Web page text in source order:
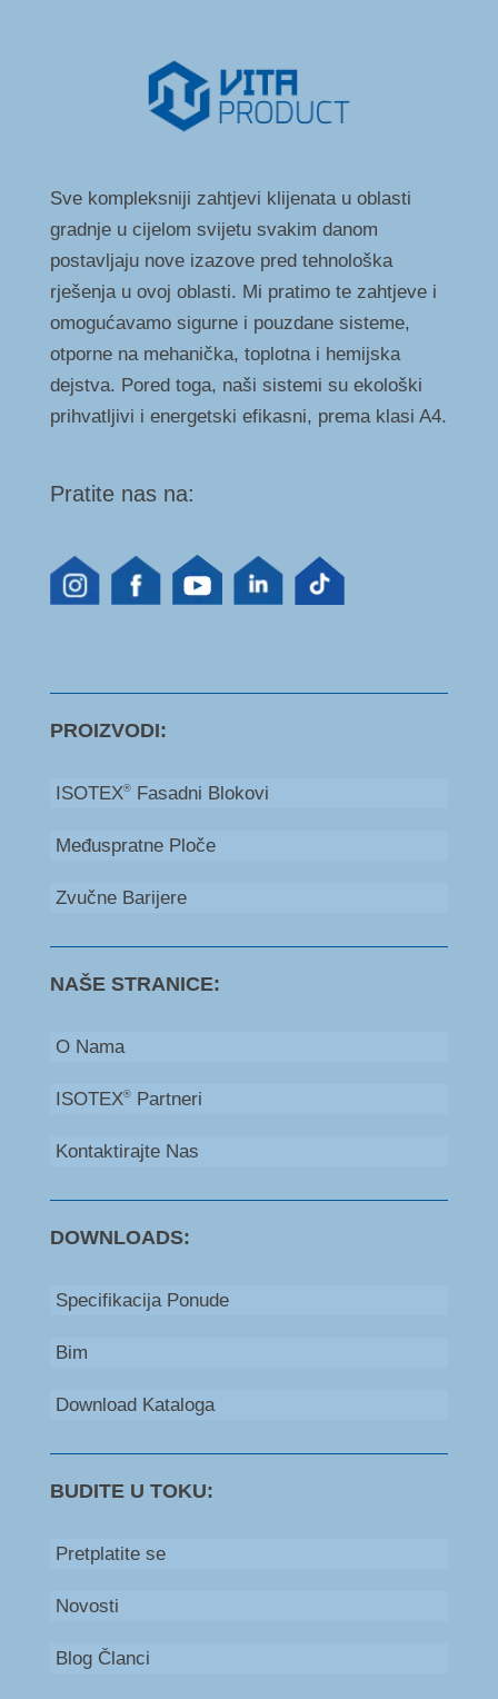
Sve kompleksniji zahtjevi klijenata u oblasti
gradnje u cijelom svijetu svakim danom
postavljaju nove izazove pred tehnološka
rješenja u ovoj oblasti. Mi pratimo te zahtjeve i
omogućavamo sigurne i pouzdane sisteme,
otporne na mehanička, toplotna i hemijska
dejstva. Pored toga, naši sistemi su ekološki
prihvatljivi i energetski efikasni, prema klasi A4.
Pratite nas na:
PROIZVODI:
ISOTEX®Fasadni Blokovi
Međuspratne Ploče
Zvučne Barijere
NAŠE STRANICE:
O Nama
ISOTEX®Partneri
Kontaktirajte Nas
DOWNLOADS:
Specifikacija Ponude
Bim
Download Kataloga
BUDITE U TOKU:
Pretplatite se
Novosti
Blog Članci